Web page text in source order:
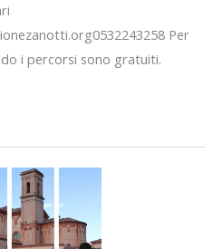
Per
i percorsi sono gratuiti.